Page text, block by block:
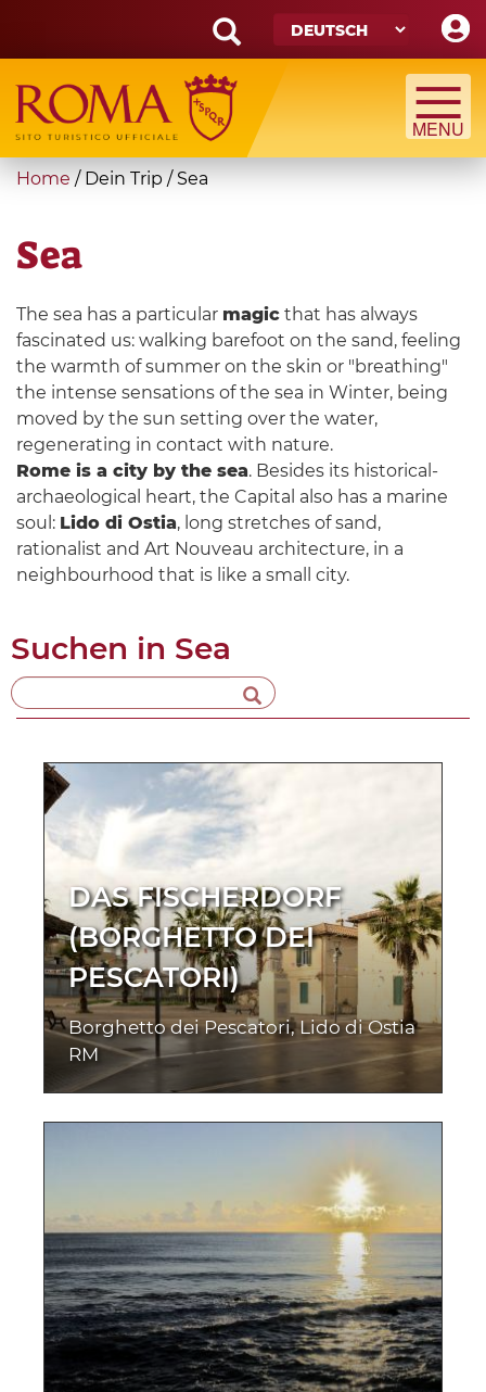
main
content
Search
form
Suche
You
here
Home / Dein Trip /Sea
Sea
The sea has a particular magic that has always
fascinated us: walking barefoot on the sand, feeling
the warmth of summer on the skin or "breathing"
the intense sensations of the sea in Winter, being
moved by the sun setting over the water,
regenerating in contact with nature.
Rome is a city by the sea. Besides its historical-
archaeological heart, the Capital also has a marine
soul: Lido di Ostia, long stretches of sand,
rationalist and Art Nouveau architecture, in a
neighbourhood that is like a small city.
Suchen in Sea
DAS FISCHERDORF
(BORGHETTO DEI
PESCATORI)
Borghetto dei Pescatori, Lido di Ostia
RM